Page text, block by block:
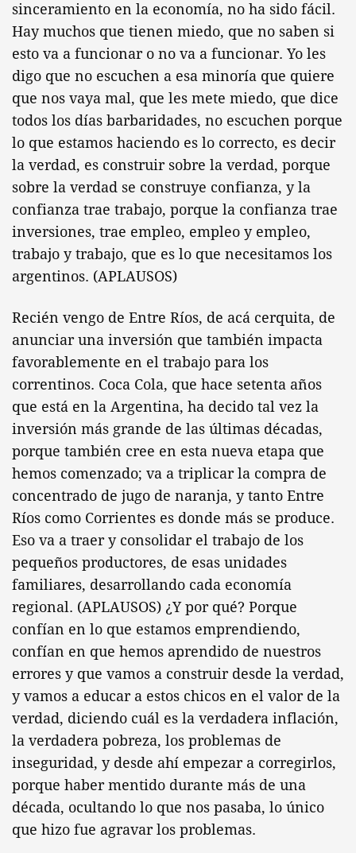
sinceramiento en la economía, no ha sido fácil.
Hay muchos que tienen miedo, que no saben si
esto va a funcionar o no va a funcionar. Yo les
digo que no escuchen a esa minoría que quiere
que nos vaya mal, que les mete miedo, que dice
todos los días barbaridades, no escuchen porque
lo que estamos haciendo es lo correcto, es decir
la verdad, es construir sobre la verdad, porque
sobre la verdad se construye confianza, y la
confianza trae trabajo, porque la confianza trae
inversiones, trae empleo, empleo y empleo,
trabajo y trabajo, que es lo que necesitamos los
argentinos. (APLAUSOS)
Recién vengo de Entre Ríos, de acá cerquita, de
anunciar una inversión que también impacta
favorablemente en el trabajo para los
correntinos. Coca Cola, que hace setenta años
que está en la Argentina, ha decido tal vez la
inversión más grande de las últimas décadas,
porque también cree en esta nueva etapa que
hemos comenzado; va a triplicar la compra de
concentrado de jugo de naranja, y tanto Entre
Ríos como Corrientes es donde más se produce.
Eso va a traer y consolidar el trabajo de los
pequeños productores, de esas unidades
familiares, desarrollando cada economía
regional. (APLAUSOS) ¿Y por qué? Porque
confían en lo que estamos emprendiendo,
confían en que hemos aprendido de nuestros
errores y que vamos a construir desde la verdad,
y vamos a educar a estos chicos en el valor de la
verdad, diciendo cuál es la verdadera inflación,
la verdadera pobreza, los problemas de
inseguridad, y desde ahí empezar a corregirlos,
porque haber mentido durante más de una
década, ocultando lo que nos pasaba, lo único
que hizo fue agravar los problemas.